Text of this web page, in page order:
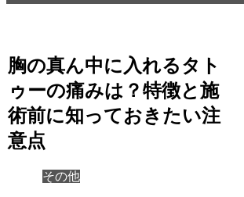
胸の真ん中に入れるタト
ゥーの痛みは？特徴と施
術前に知っておきたい注
意点
その他